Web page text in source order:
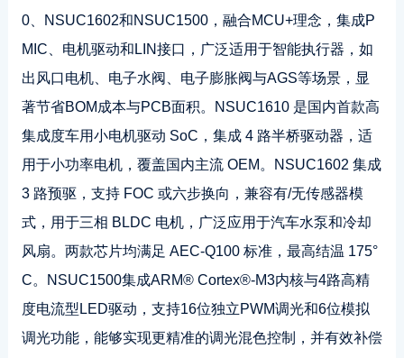
0、NSUC1602和NSUC1500，融合MCU+理念，集成P
MIC、电机驱动和LIN接口，广泛适用于智能执行器，如
出风口电机、电子水阀、电子膨胀阀与AGS等场景，显
著节省BOM成本与PCB面积。NSUC1610 是国内首款高
集成度车用小电机驱动 SoC，集成 4 路半桥驱动器，适
用于小功率电机，覆盖国内主流 OEM。NSUC1602 集成
3 路预驱，支持 FOC 或六步换向，兼容有/无传感器模
式，用于三相 BLDC 电机，广泛应用于汽车水泵和冷却
风扇。两款芯片均满足 AEC-Q100 标准，最高结温 175°
C。NSUC1500集成ARM® Cortex®-M3内核与4路高精
度电流型LED驱动，支持16位独立PWM调光和6位模拟
调光功能，能够实现更精准的调光混色控制，并有效补偿